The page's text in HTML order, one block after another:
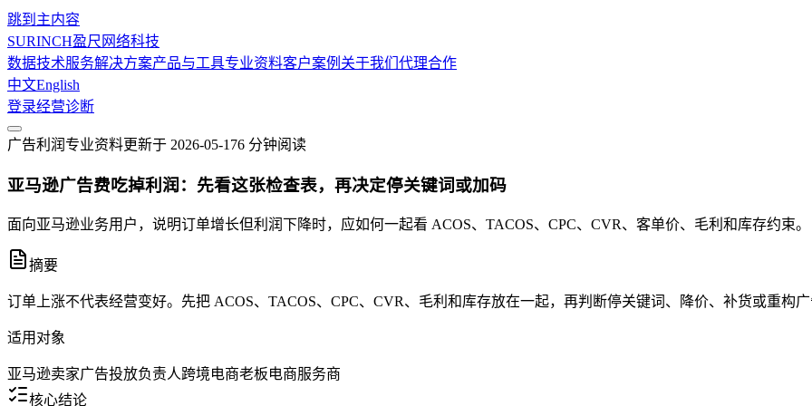
跳到主内容
SURINCH盈尺网络科技
数据技术服务解决方案产品与工具专业资料客户案例 关于我们 代理合作
中文English
登录经营诊断
广告利润专业资料更新于 2026-05-176 分钟阅读
亚马逊广告费吃掉利润：先看这张检查表，再决定停关键词或加码
面向亚马逊业务用户，说明订单增长但利润下降时，应如何一起看 ACOS、TACOS、CPC、CVR、客单价、毛利和库存约束。
摘要
订单上涨不代表经营变好。先把 ACOS、TACOS、CPC、CVR、毛利和库存放在一起，再判断停关键词、降价、补货或重构
适用对象
亚马逊卖家广告投放负责人跨境电商老板电商服务商
核心结论